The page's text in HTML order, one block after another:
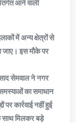
आने वाली
में अन्य क्षेत्रों से
इस मौके पर
सेमवाल ने नगर
का समाधान
कार्रवाई नहीं हुई
के साथ मिलकर बड़े